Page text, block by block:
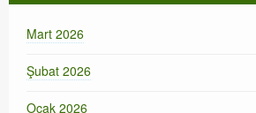
Mart 2026
Şubat 2026
Ocak 2026